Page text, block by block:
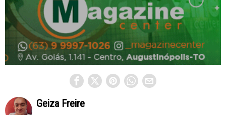
Geiza Freire